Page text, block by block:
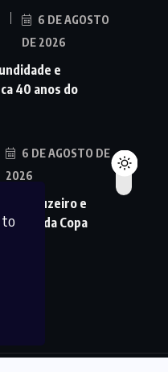
to
6 DE AGOSTO
DE 2026
e
40 anos do
6 DE AGOSTO DE
2026
Cruzeiro e
da Copa